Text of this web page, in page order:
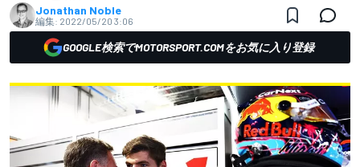
Jonathan Noble
編集: 2022/05/20 3:06
GOOGLE検索でMOTORSPORT.COMをお気に入り登録